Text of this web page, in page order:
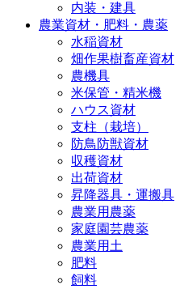
内装・建具
農業資材・肥料・農薬
水稲資材
畑作果樹畜産資材
農機具
米保管・精米機
ハウス資材
支柱（栽培）
防鳥防獣資材
収穫資材
出荷資材
昇降器具・運搬具
農業用農薬
家庭園芸農薬
農業用土
肥料
飼料